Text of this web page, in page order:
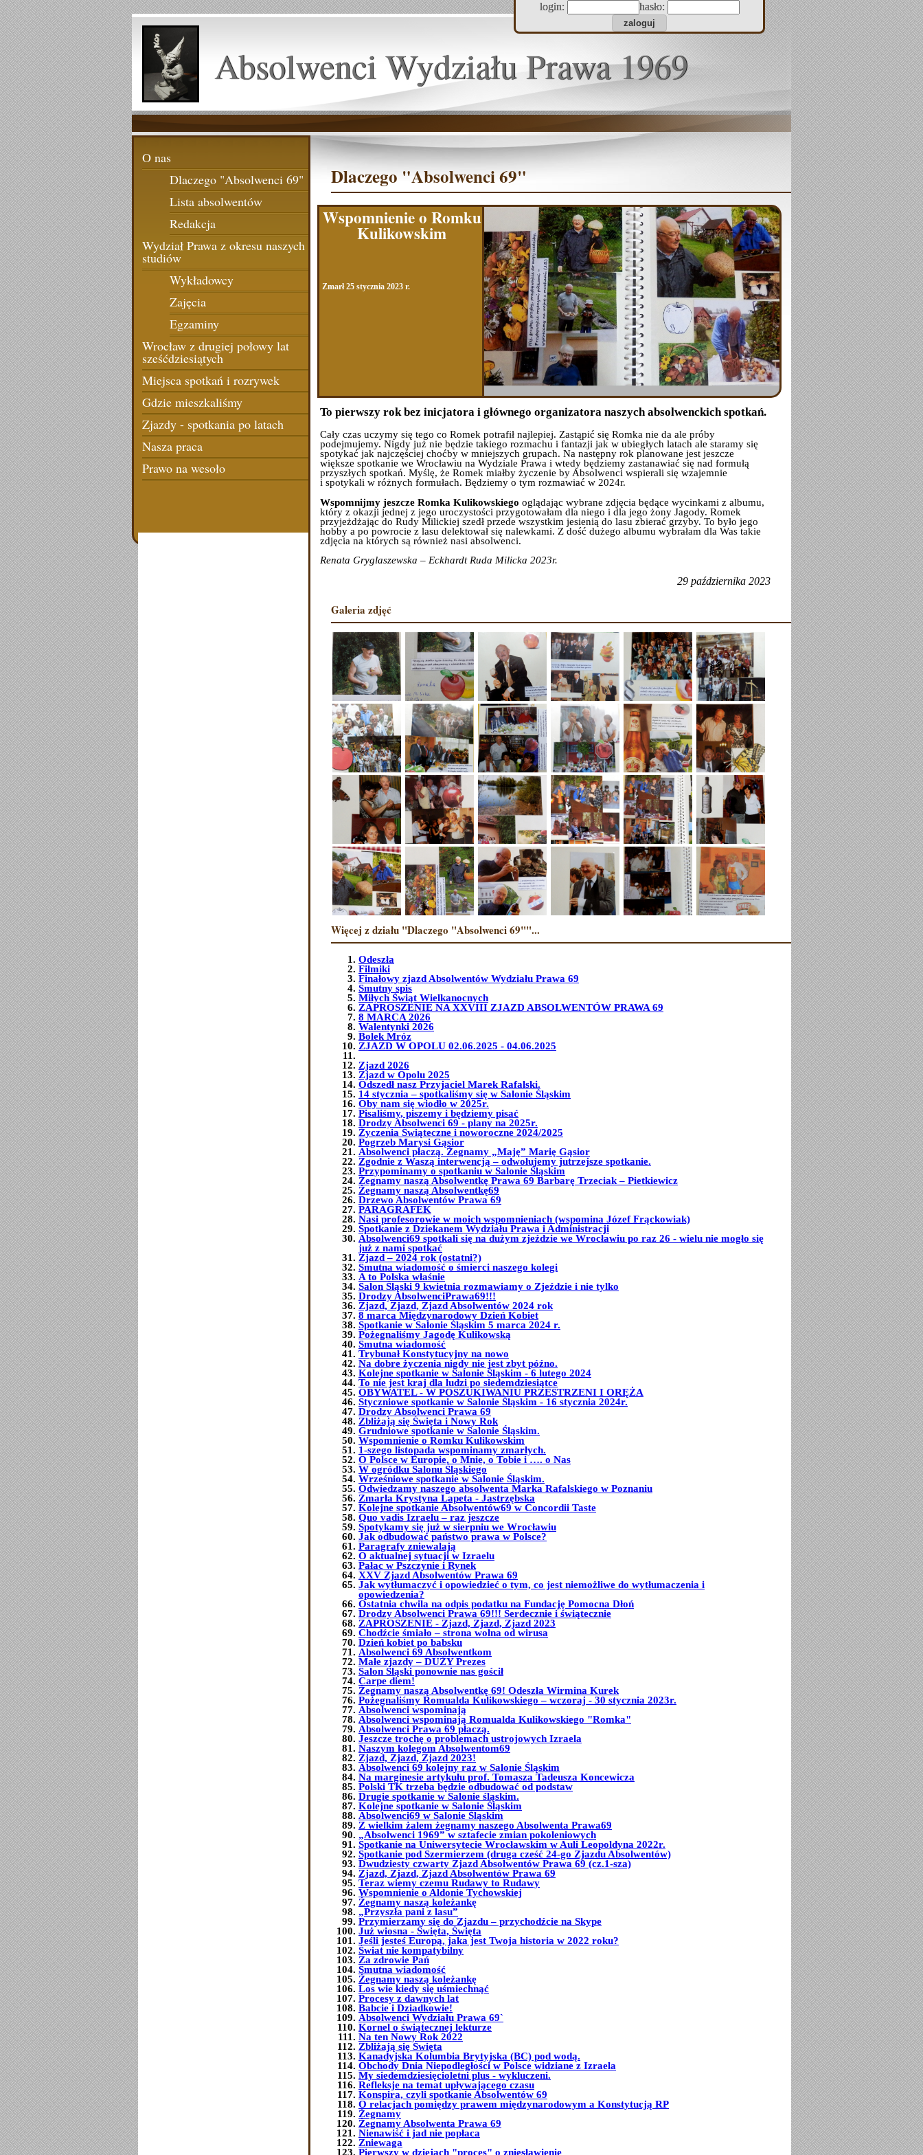
login: hasło:
Absolwenci Wydziału Prawa 1969
O nas
Dlaczego "Absolwenci 69"
Lista absolwentów
Redakcja
Wydział Prawa z okresu naszych
studiów
Wykładowcy
Zajęcia
Egzaminy
Wrocław z drugiej połowy lat
sześćdziesiątych
Miejsca spotkań i rozrywek
Gdzie mieszkaliśmy
Zjazdy - spotkania po latach
Nasza praca
Prawo na wesoło
Dlaczego "Absolwenci 69"
Wspomnienie o Romku
Kulikowskim
Zmarł 25 stycznia 2023 r.
To pierwszy rok bez inicjatora i głównego organizatora naszych absolwenckich spotkań.
Cały czas uczymy się tego co Romek potrafił najlepiej. Zastąpić się Romka nie da ale próby
podejmujemy. Nigdy już nie będzie takiego rozmachu i fantazji jak w ubiegłych latach ale staramy się
spotykać jak najczęściej choćby w mniejszych grupach. Na następny rok planowane jest jeszcze
większe spotkanie we Wrocławiu na Wydziale Prawa i wtedy będziemy zastanawiać się nad formułą
przyszłych spotkań. Myślę, że Romek miałby życzenie by Absolwenci wspierali się wzajemnie
i spotykali w różnych formułach. Będziemy o tym rozmawiać w 2024r.
Wspomnijmy jeszcze Romka Kulikowskiego oglądając wybrane zdjęcia będące wycinkami z albumu,
który z okazji jednej z jego uroczystości przygotowałam dla niego i dla jego żony Jagody. Romek
przyjeżdżając do Rudy Milickiej szedł przede wszystkim jesienią do lasu zbierać grzyby. To było jego
hobby a po powrocie z lasu delektował się nalewkami. Z dość dużego albumu wybrałam dla Was takie
zdjęcia na których są również nasi absolwenci.
Renata Gryglaszewska – Eckhardt Ruda Milicka 2023r.
29 października 2023
Galeria zdjęć
Więcej z działu "Dlaczego "Absolwenci 69""...
Odeszła
Filmiki
Finałowy zjazd Absolwentów Wydziału Prawa 69
Smutny spis
Miłych Świąt Wielkanocnych
ZAPROSZENIE NA XXVIII ZJAZD ABSOLWENTÓW PRAWA 69
8 MARCA 2026
Walentynki 2026
Bolek Mróz
ZJAZD W OPOLU 02.06.2025 - 04.06.2025
Zjazd 2026
Zjazd w Opolu 2025
Odszedł nasz Przyjaciel Marek Rafalski.
14 stycznia – spotkaliśmy się w Salonie Śląskim
Oby nam się wiodło w 2025r.
Pisaliśmy, piszemy i będziemy pisać
Drodzy Absolwenci 69 - plany na 2025r.
Życzenia Świąteczne i noworoczne 2024/2025
Pogrzeb Marysi Gąsior
Absolwenci płaczą. Żegnamy „Maję” Marię Gąsior
Zgodnie z Waszą interwencją – odwołujemy jutrzejsze spotkanie.
Przypominamy o spotkaniu w Salonie Śląskim
Żegnamy naszą Absolwentkę Prawa 69 Barbarę Trzeciak – Pietkiewicz
Żegnamy naszą Absolwentkę69
Drzewo Absolwentów Prawa 69
PARAGRAFEK
Nasi profesorowie w moich wspomnieniach (wspomina Józef Frąckowiak)
Spotkanie z Dziekanem Wydziału Prawa i Administracji
Absolwenci69 spotkali się na dużym zjeździe we Wrocławiu po raz 26 - wielu nie mogło się
już z nami spotkać
Zjazd – 2024 rok (ostatni?)
Smutna wiadomość o śmierci naszego kolegi
A to Polska właśnie
Salon Śląski 9 kwietnia rozmawiamy o Zjeździe i nie tylko
Drodzy AbsolwenciPrawa69!!!
Zjazd, Zjazd, Zjazd Absolwentów 2024 rok
8 marca Międzynarodowy Dzień Kobiet
Spotkanie w Salonie Śląskim 5 marca 2024 r.
Pożegnaliśmy Jagodę Kulikowską
Smutna wiadomość
Trybunał Konstytucyjny na nowo
Na dobre życzenia nigdy nie jest zbyt późno.
Kolejne spotkanie w Salonie Śląskim - 6 lutego 2024
To nie jest kraj dla ludzi po siedemdziesiątce
OBYWATEL - W POSZUKIWANIU PRZESTRZENI I ORĘŻA
Styczniowe spotkanie w Salonie Śląskim - 16 stycznia 2024r.
Drodzy Absolwenci Prawa 69
Zbliżają się Święta i Nowy Rok
Grudniowe spotkanie w Salonie Śląskim.
Wspomnienie o Romku Kulikowskim
1-szego listopada wspominamy zmarłych.
O Polsce w Europie, o Mnie, o Tobie i …. o Nas
W ogródku Salonu Śląskiego
Wrześniowe spotkanie w Salonie Śląskim.
Odwiedzamy naszego absolwenta Marka Rafalskiego w Poznaniu
Zmarła Krystyna Lapeta - Jastrzębska
Kolejne spotkanie Absolwentów69 w Concordii Taste
Quo vadis Izraelu – raz jeszcze
Spotykamy się już w sierpniu we Wrocławiu
Jak odbudować państwo prawa w Polsce?
Paragrafy zniewalają
O aktualnej sytuacji w Izraelu
Pałac w Pszczynie i Rynek
XXV Zjazd Absolwentów Prawa 69
Jak wytłumaczyć i opowiedzieć o tym, co jest niemożliwe do wytłumaczenia i
opowiedzenia?
Ostatnia chwila na odpis podatku na Fundację Pomocna Dłoń
Drodzy Absolwenci Prawa 69!!! Serdecznie i świątecznie
ZAPROSZENIE - Zjazd, Zjazd, Zjazd 2023
Chodźcie śmiało – strona wolna od wirusa
Dzień kobiet po babsku
Absolwenci 69 Absolwentkom
Małe zjazdy – DUŻY Prezes
Salon Śląski ponownie nas gościł
Carpe diem!
Żegnamy naszą Absolwentkę 69! Odeszła Wirmina Kurek
Pożegnaliśmy Romualda Kulikowskiego – wczoraj - 30 stycznia 2023r.
Absolwenci wspominają
Absolwenci wspominają Romualda Kulikowskiego "Romka"
Absolwenci Prawa 69 płaczą.
Jeszcze trochę o problemach ustrojowych Izraela
Naszym kolegom Absolwentom69
Zjazd, Zjazd, Zjazd 2023!
Absolwenci 69 kolejny raz w Salonie Śląskim
Na marginesie artykułu prof. Tomasza Tadeusza Koncewicza
Polski TK trzeba będzie odbudować od podstaw
Drugie spotkanie w Salonie śląskim.
Kolejne spotkanie w Salonie Śląskim
Absolwenci69 w Salonie Śląskim
Z wielkim żalem żegnamy naszego Absolwenta Prawa69
„Absolwenci 1969” w sztafecie zmian pokoleniowych
Spotkanie na Uniwersytecie Wrocławskim w Auli Leopoldyna 2022r.
Spotkanie pod Szermierzem (druga cześć 24-go Zjazdu Absolwentów)
Dwudziesty czwarty Zjazd Absolwentów Prawa 69 (cz.1-sza)
Zjazd, Zjazd, Zjazd Absolwentów Prawa 69
Teraz wiemy czemu Rudawy to Rudawy
Wspomnienie o Aldonie Tychowskiej
Żegnamy naszą koleżankę
„Przyszła pani z lasu”
Przymierzamy się do Zjazdu – przychodźcie na Skype
Już wiosna - Święta, Święta
Jeśli jesteś Europą, jaka jest Twoja historia w 2022 roku?
Świat nie kompatybilny
Za zdrowie Pań
Smutna wiadomość
Żegnamy naszą koleżankę
Los wie kiedy się uśmiechnąć
Procesy z dawnych lat
Babcie i Dziadkowie!
Absolwenci Wydziału Prawa 69`
Kornel o świątecznej lekturze
Na ten Nowy Rok 2022
Zbliżają się Święta
Kanadyjska Kolumbia Brytyjska (BC) pod wodą.
Obchody Dnia Niepodległości w Polsce widziane z Izraela
My siedemdziesięcioletni plus - wykluczeni.
Refleksje na temat upływającego czasu
Konspira, czyli spotkanie Absolwentów 69
O relacjach pomiędzy prawem międzynarodowym a Konstytucją RP
Żegnamy
Żegnamy Absolwenta Prawa 69
Nienawiść i jad nie popłaca
Zniewaga
Pierwszy w dziejach "proces" o zniesławienie